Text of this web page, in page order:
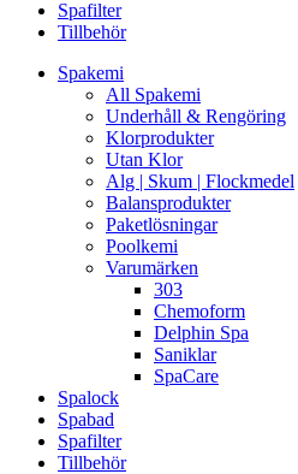
Spafilter
Tillbehör
Spakemi
All Spakemi
Underhåll & Rengöring
Klorprodukter
Utan Klor
Alg | Skum | Flockmedel
Balansprodukter
Paketlösningar
Poolkemi
Varumärken
303
Chemoform
Delphin Spa
Saniklar
SpaCare
Spalock
Spabad
Spafilter
Tillbehör